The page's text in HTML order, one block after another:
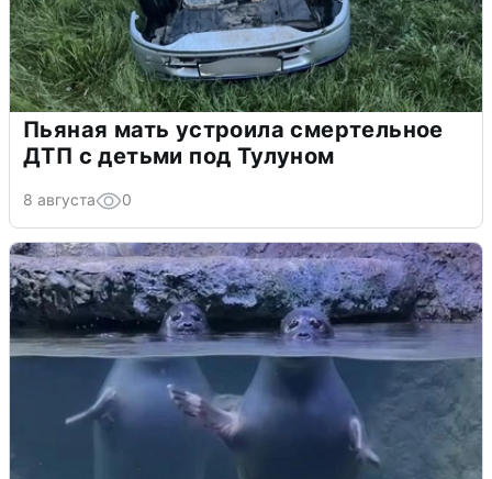
Пьяная мать устроила смертельное
ДТП с детьми под Тулуном
8 августа 0